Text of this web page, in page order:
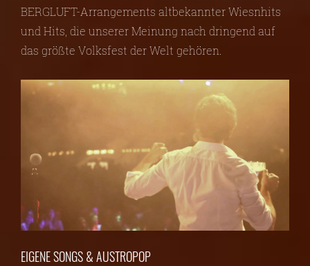
BERGLUFT-Arrangements altbekannter Wiesnhits
und Hits, die unserer Meinung nach dringend auf
das größte Volksfest der Welt gehören.
EIGENE SONGS & AUSTROPOP